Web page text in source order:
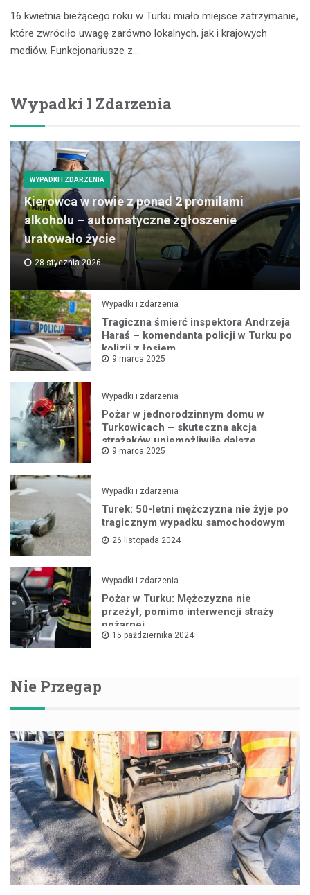
16 kwietnia bieżącego roku w Turku miało miejsce zatrzymanie,
które zwróciło uwagę zarówno lokalnych, jak i krajowych
mediów. Funkcjonariusze z…
Wypadki I Zdarzenia
WYPADKI I ZDARZENIA
Kierowca w rowie z ponad 2 promilami
alkoholu – automatyczne zgłoszenie
uratowało życie
28 stycznia 2026
Wypadki i zdarzenia
Tragiczna śmierć inspektora Andrzeja
Haraś – komendanta policji w Turku po
kolizji z łosiem
9 marca 2025
Wypadki i zdarzenia
Pożar w jednorodzinnym domu w
Turkowicach – skuteczna akcja
strażaków uniemożliwiła dalsze
rozprzestrzenianie się ognia
9 marca 2025
Wypadki i zdarzenia
Turek: 50-letni mężczyzna nie żyje po
tragicznym wypadku samochodowym
26 listopada 2024
Wypadki i zdarzenia
Pożar w Turku: Mężczyzna nie
przeżył, pomimo interwencji straży
pożarnej
15 października 2024
Nie Przegap